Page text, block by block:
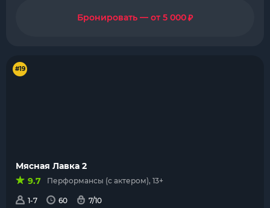
Бронировать — от 5 000₽
#19
Мясная Лавка 2
9.7
Перформансы (с актером), 13+
1-7 60
7/10